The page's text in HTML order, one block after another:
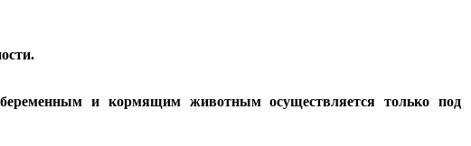
и кормящим животным осуществляется только под